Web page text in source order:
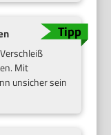
Mit
unsicher sein